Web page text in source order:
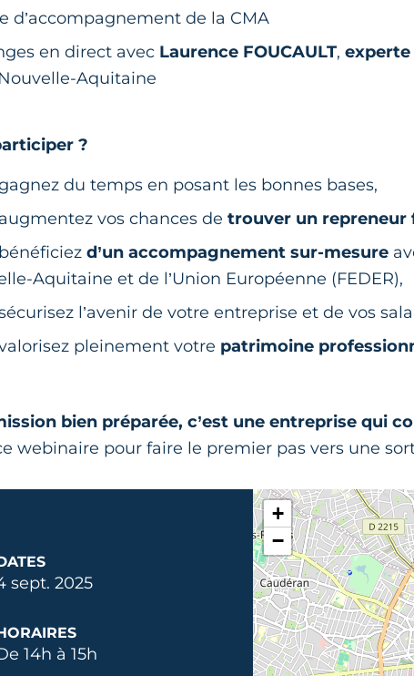
d’accompagnement de la CMA
en direct avec Laurence FOUCAULT,
Aquitaine
?
du temps en posant les bonnes bases,
vos chances detrouver un repreneur
d’un accompagnement sur-mesure
Aquitaine et de l’Union Européenne (FEDER),
l’avenir de votre entreprise et de vos
pleinement votre patrimoine
bien préparée, c’est une entreprise qui
webinaire pour faire le premier pas vers une
sept. 2025
14h à 15h
+
−